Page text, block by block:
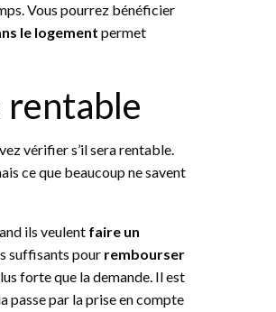
Vous pourrez bénéficier
le logement permet
vérifier s’il sera rentable.
ce que beaucoup ne savent
ils veulent faire un
suffisants pour rembourser
forte que la demande. Il est
passe par la prise en compte